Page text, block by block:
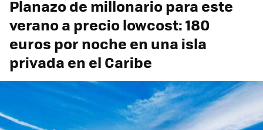
Planazo de millonario para este
verano a precio lowcost: 180
euros por noche en una isla
privada en el Caribe